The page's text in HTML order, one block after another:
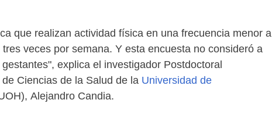
que realizan actividad física en una frecuencia menor a
tres veces por semana. Y esta encuesta no consideró a
gestantes", explica el investigador Postdoctoral
Ciencias de la Salud de la Universidad de
Alejandro Candia.